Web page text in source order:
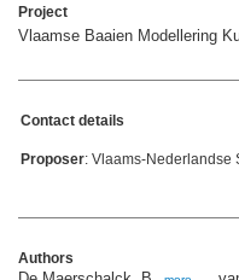
Project
Vlaamse Baaien Modellering
Contact details
Proposer: Vlaams-Nederlandse
Authors